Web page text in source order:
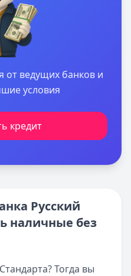
от ведущих банков и
условия
кредит
Русский
наличные без
Тогда вы